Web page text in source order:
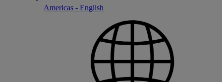
Americas - English